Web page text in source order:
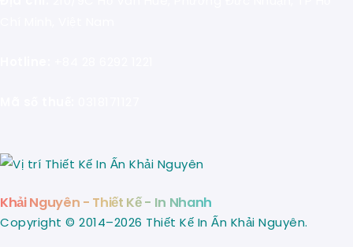
Khải Nguyên - Thiết Kế - In Nhanh
Copyright © 2014–2026 Thiết Kế In Ấn Khải Nguyên.